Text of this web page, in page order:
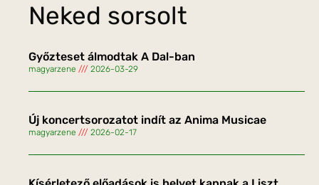
Neked sorsolt
Győzteset álmodtak A Dal-ban
magyarzene 2026-03-29
Új koncertsorozatot indít az Anima Musicae
magyarzene 2026-02-17